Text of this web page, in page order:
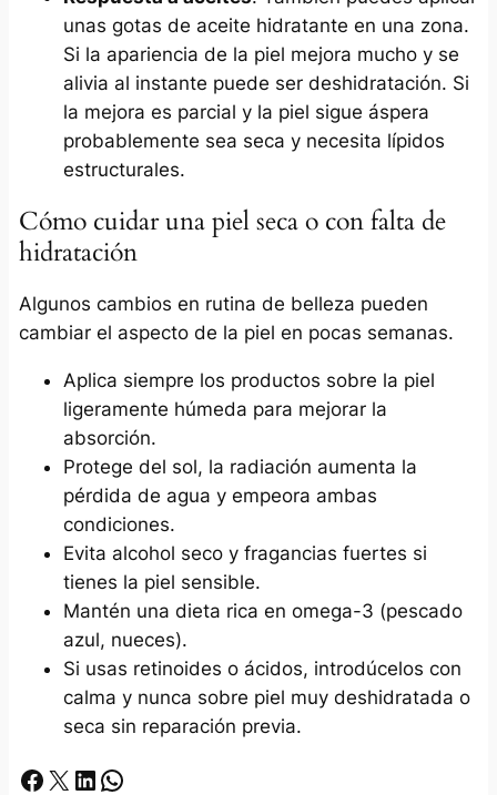
unas gotas de aceite hidratante en una zona.
Si la apariencia de la piel mejora mucho y se
alivia al instante puede ser deshidratación. Si
la mejora es parcial y la piel sigue áspera
probablemente sea seca y necesita lípidos
estructurales.
Cómo cuidar una piel seca o con falta de
hidratación
Algunos cambios en rutina de belleza pueden
cambiar el aspecto de la piel en pocas semanas.
Aplica siempre los productos sobre la piel
ligeramente húmeda para mejorar la
absorción.
Protege del sol, la radiación aumenta la
pérdida de agua y empeora ambas
condiciones.
Evita alcohol seco y fragancias fuertes si
tienes la piel sensible.
Mantén una dieta rica en omega-3 (pescado
azul, nueces).
Si usas retinoides o ácidos, introdúcelos con
calma y nunca sobre piel muy deshidratada o
seca sin reparación previa.
Facebook X LinkedIn Whatsapp